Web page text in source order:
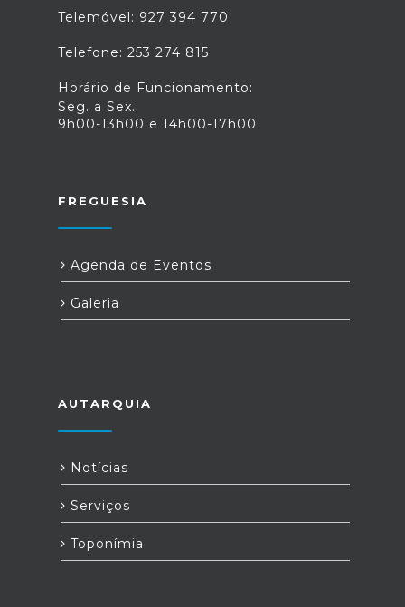
Telemóvel: 927 394 770
Telefone: 253 274 815
Horário de Funcionamento:
Seg. a Sex.:
9h00-13h00 e 14h00-17h00
FREGUESIA
Agenda de Eventos
Galeria
AUTARQUIA
Notícias
Serviços
Toponímia